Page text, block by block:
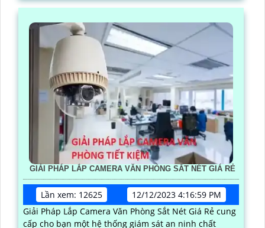
GIẢI PHÁP LẮP CAMERA VĂN PHÒNG SẮT NÉT GIÁ RẺ
Lần xem: 12625
12/12/2023 4:16:59 PM
Giải Pháp Lắp Camera Văn Phòng Sắt Nét Giá Rẻ cung
cấp cho bạn một hệ thống giám sát an ninh chất